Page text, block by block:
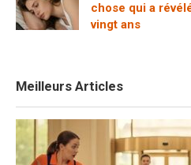
chose qui a
vingt ans
Meilleurs Articles